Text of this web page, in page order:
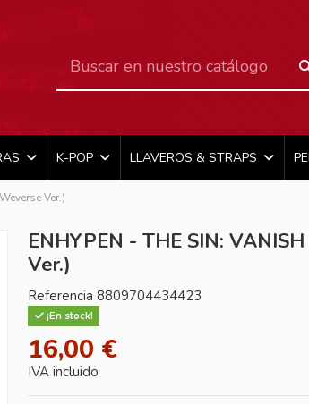
K-POP LLAVEROS & STRAPS
Ver.)
ENHYPEN - THE SIN:
Ver.)
Referencia 8809704434423
¡En stock!
16,00 €
IVA incluido